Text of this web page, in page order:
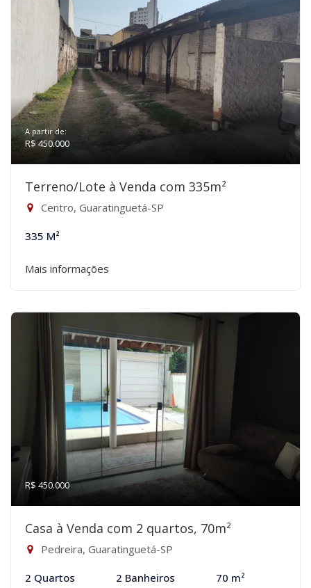
A partir de:
R$ 450.000
Terreno/Lote à Venda com 335m²
Centro, Guaratinguetá-SP
335 M²
Mais informações
R$ 450.000
Casa à Venda com 2 quartos, 70m²
Pedreira, Guaratinguetá-SP
2 Quartos 2 Banheiros 70 m²